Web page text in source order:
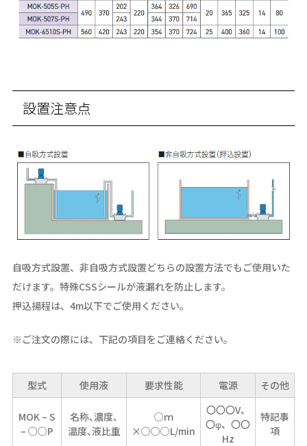
設置注意点
自吸方式設置、非自吸方式設置どちらの設置方法でもご使用いた
だけます。特殊CSSシールが液漏れを防止します。
押込揚程は、4m以下でご使用ください。
※ご注文の際には、下記の項目をご連絡ください。
型式 使用液 要求性能 電源 その他
MOK – S
– ○○P
名称､濃度､
温度､液比重
○ｍ
×○○○L/min
〇〇〇V、
〇φ、〇〇
Hz
特記事
項